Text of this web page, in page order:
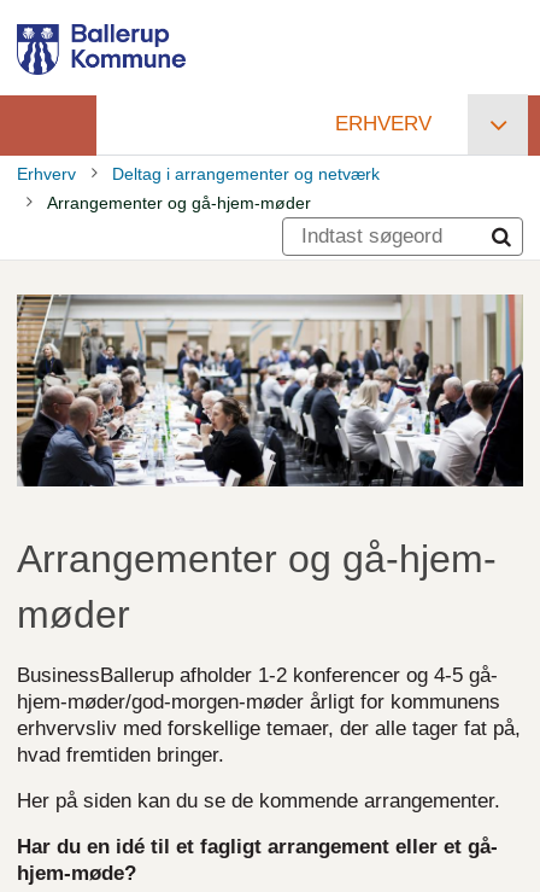
hovedindhold
Primær
navigation
ERHVERV
Brødkrumme
Erhverv
Deltag i arrangementer og netværk
Arrangementer og gå-hjem-møder
Arrangementer og gå-hjem-
møder
BusinessBallerup afholder 1-2 konferencer og 4-5 gå-
hjem-møder/god-morgen-møder årligt for kommunens
erhvervsliv med forskellige temaer, der alle tager fat på,
hvad fremtiden bringer.
Her på siden kan du se de kommende arrangementer.
Har du en idé til et fagligt arrangement eller et gå-
hjem-møde?